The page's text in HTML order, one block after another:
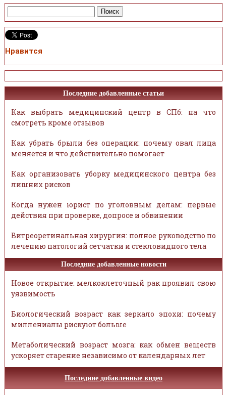
Нравится
Последние добавленные статьи
Как выбрать медицинский центр в СПб: на что
смотреть кроме отзывов
Как убрать брыли без операции: почему овал лица
меняется и что действительно помогает
Как организовать уборку медицинского центра без
лишних рисков
Когда нужен юрист по уголовным делам: первые
действия при проверке, допросе и обвинении
Витреоретинальная хирургия: полное руководство по
лечению патологий сетчатки и стекловидного тела
Последние добавленные новости
Новое открытие: мелкоклеточный рак проявил свою
уязвимость
Биологический возраст как зеркало эпохи: почему
миллениалы рискуют больше
Метаболический возраст мозга: как обмен веществ
ускоряет старение независимо от календарных лет
Последние добавленные видео